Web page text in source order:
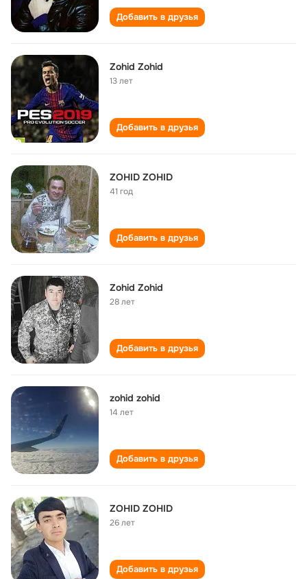
Добавить в друзья
Zohid Zohid
13 лет
Добавить в друзья
ZOHID ZOHID
41 год
Добавить в друзья
Zohid Zohid
28 лет
Добавить в друзья
zohid zohid
14 лет
Добавить в друзья
ZOHID ZOHID
26 лет
Добавить в друзья